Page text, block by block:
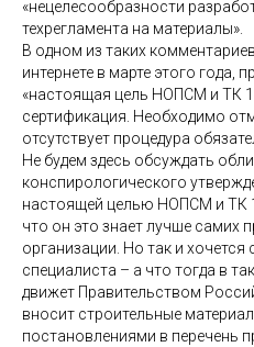
«нецелесообразности
техрегламента на материалы».
В одном из таких
интернете в марте этого года,
«настоящая цель НОПСМ и ТК
сертификация. Необходимо
отсутствует процедура
Не будем здесь обсуждать
конспирологического
настоящей целью НОПСМ и ТК
что он это знает лучше самих
организации. Но так и
специалиста – а что тогда в
движет Правительством
вносит строительные
постановлениями в перечень